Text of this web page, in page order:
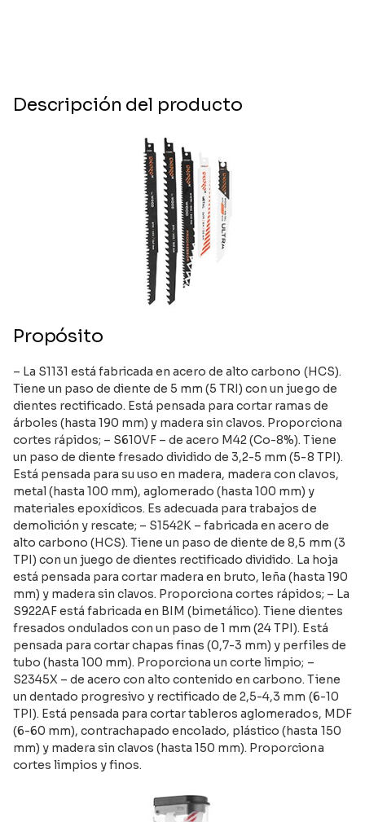
Descripción del producto
Propósito
– La S1131 está fabricada en acero de alto carbono (HCS).
Tiene un paso de diente de 5 mm (5 TRI) con un juego de
dientes rectificado. Está pensada para cortar ramas de
árboles (hasta 190 mm) y madera sin clavos. Proporciona
cortes rápidos; – S610VF – de acero M42 (Co-8%). Tiene
un paso de diente fresado dividido de 3,2-5 mm (5-8 TPI).
Está pensada para su uso en madera, madera con clavos,
metal (hasta 100 mm), aglomerado (hasta 100 mm) y
materiales epoxídicos. Es adecuada para trabajos de
demolición y rescate; – S1542K – fabricada en acero de
alto carbono (HCS). Tiene un paso de diente de 8,5 mm (3
TPI) con un juego de dientes rectificado dividido. La hoja
está pensada para cortar madera en bruto, leña (hasta 190
mm) y madera sin clavos. Proporciona cortes rápidos; – La
S922AF está fabricada en BIM (bimetálico). Tiene dientes
fresados ondulados con un paso de 1 mm (24 TPI). Está
pensada para cortar chapas finas (0,7-3 mm) y perfiles de
tubo (hasta 100 mm). Proporciona un corte limpio; –
S2345X – de acero con alto contenido en carbono. Tiene
un dentado progresivo y rectificado de 2,5-4,3 mm (6-10
TPI). Está pensada para cortar tableros aglomerados, MDF
(6-60 mm), contrachapado encolado, plástico (hasta 150
mm) y madera sin clavos (hasta 150 mm). Proporciona
cortes limpios y finos.